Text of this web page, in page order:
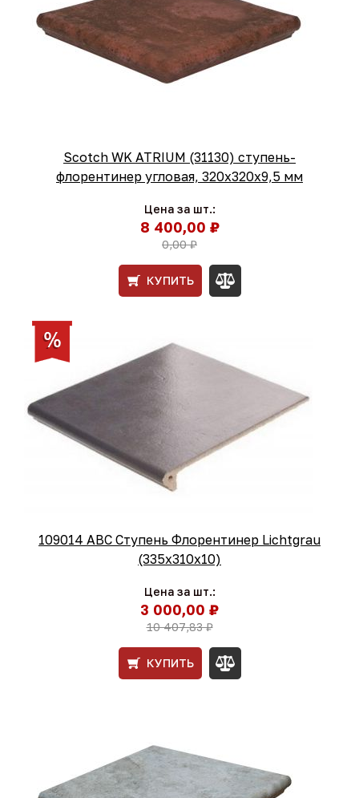
Scotch WK ATRIUM (31130) ступень-
флорентинер угловая, 320х320х9,5 мм
Цена за шт.:
8 400,00 ₽
0,00 ₽
КУПИТЬ
109014 ABC Ступень Флорентинер Lichtgrau
(335x310x10)
Цена за шт.:
3 000,00 ₽
10 407,83 ₽
КУПИТЬ